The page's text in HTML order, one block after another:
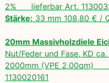
2% lieferbar Art.
Stärke: 33 mm 108,80 € /
20mm Massivholzdiele
Nut/Feder und Fase, KD
2000mm (VPE 2,00qm)
1130020161